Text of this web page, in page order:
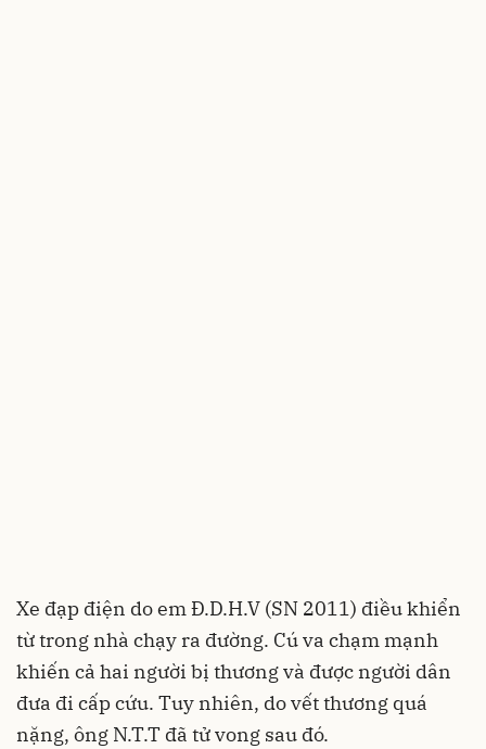
Xe đạp điện do em Đ.D.H.V (SN 2011) điều khiển
từ trong nhà chạy ra đường. Cú va chạm mạnh
khiến cả hai người bị thương và được người dân
đưa đi cấp cứu. Tuy nhiên, do vết thương quá
nặng, ông N.T.T đã tử vong sau đó.